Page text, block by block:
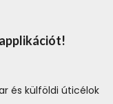
és külföldi úticélok